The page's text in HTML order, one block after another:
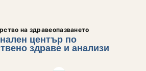
на здравеопазването
център по
здраве и анализи